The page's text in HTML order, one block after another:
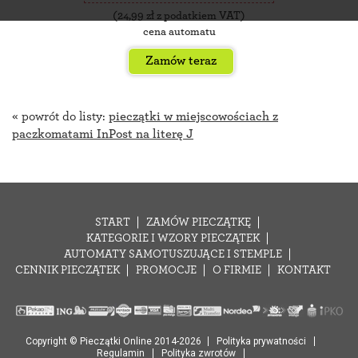
( 24,99 zł z podatkiem VAT)
cena automatu
Zamów teraz
« powrót do listy: pieczątki w miejscowościach z
paczkomatami InPost na literę J
START
ZAMÓW PIECZĄTKĘ
KATEGORIE I WZORY PIECZĄTEK
AUTOMATY SAMOTUSZUJĄCE I STEMPLE
CENNIK PIECZĄTEK
PROMOCJE O FIRMIE KONTAKT
Copyright © Pieczątki Online 2014-2026
Polityka prywatności
Regulamin
Polityka zwrotów